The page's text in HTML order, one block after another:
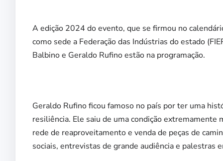
A edição 2024 do evento, que se firmou no
como sede a Federação das Indústrias do estado
Balbino e Geraldo Rufino estão na programação.
Geraldo Rufino ficou famoso no país por ter uma
resiliência. Ele saiu de uma condição extremamente
rede de reaproveitamento e venda de peças de
sociais, entrevistas de grande audiência e palestras